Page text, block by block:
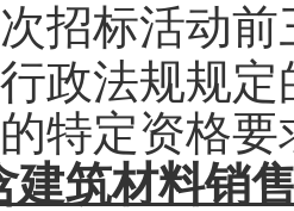
招标活动前
政法规规
特定资格要
建筑材料销